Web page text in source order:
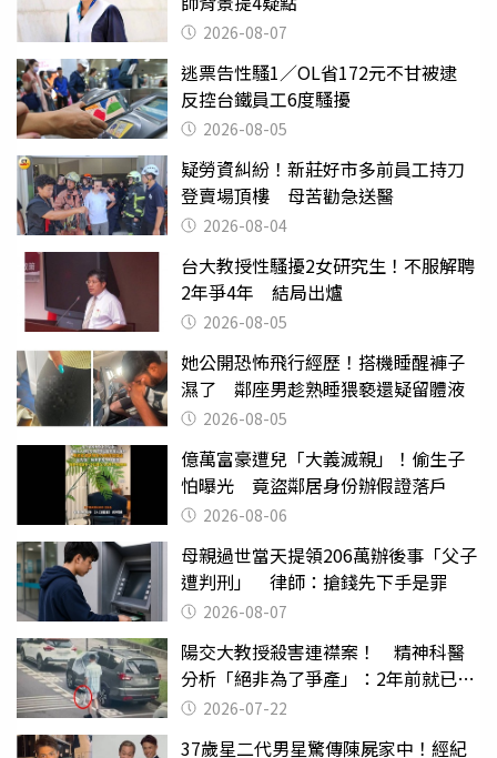
2026-08-07
逃票告性騷1／OL省172元不甘被逮
反控台鐵員工6度騷擾
2026-08-05
疑勞資糾紛！新莊好市多前員工持刀
登賣場頂樓 母苦勸急送醫
2026-08-04
台大教授性騷擾2女研究生！不服解聘
2年爭4年 結局出爐
2026-08-05
她公開恐怖飛行經歷！搭機睡醒褲子
濕了 鄰座男趁熟睡猥褻還疑留體液
2026-08-05
億萬富豪遭兒「大義滅親」！偷生子
怕曝光 竟盜鄰居身份辦假證落戶
2026-08-06
母親過世當天提領206萬辦後事「父子
遭判刑」 律師：搶錢先下手是罪
2026-08-07
陽交大教授殺害連襟案！ 精神科醫
分析「絕非為了爭產」：2年前就已言
行詭異
2026-07-22
37歲星二代男星驚傳陳屍家中！經紀